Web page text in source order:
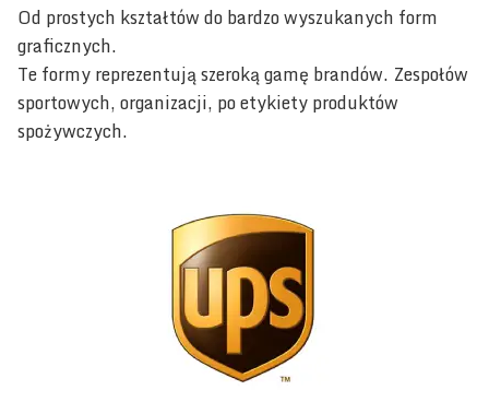
Od prostych kształtów do bardzo wyszukanych form
graficznych.
Te formy reprezentują szeroką gamę brandów. Zespołów
sportowych, organizacji, po etykiety produktów
spożywczych.